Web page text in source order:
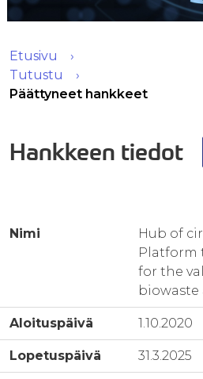
Etusivu
Tutustu
Päättyneet hankkeet
Hankkeen tiedot
Nimi
Hub of
Platform
for the
biowaste
Aloituspäivä 1.10.2020
Lopetuspäivä 31.3.2025